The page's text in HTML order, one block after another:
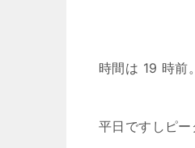
時間は 19 時前。
平日ですしピー